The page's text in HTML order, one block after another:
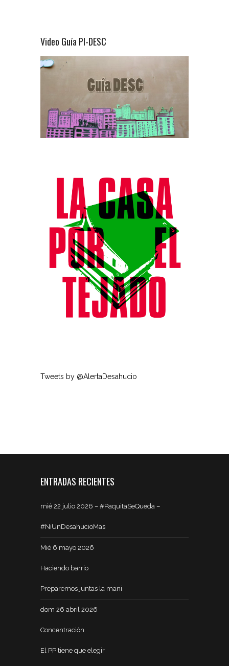
Video Guía PI-DESC
Tweets by @AlertaDesahucio
ENTRADAS RECIENTES
mié 22 julio 2026 – #PaquitaSeQueda –
#NiUnDesahucioMas
Mié 6 mayo 2026
Haciendo barrio
Preparemos juntas la mani
dom 26 abril 2026
Concentración
El PP tiene que elegir